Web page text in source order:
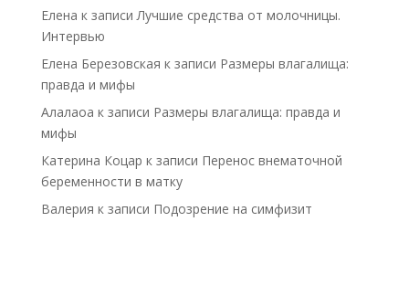
Елена к записиЛучшие средства от молочницы.
Интервью
Елена Березовская к записи Размеры влагалища:
правда и мифы
Алалаоа к записи Размеры влагалища: правда и
мифы
Катерина Коцар к записи Перенос внематочной
беременности в матку
Валерия к записи Подозрение на симфизит